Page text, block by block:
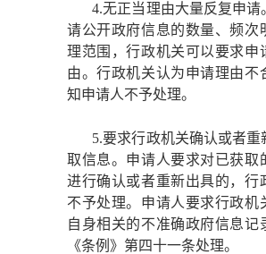
4.无正当理由大量反复申请
请公开政府信息的数量、频次
理范围，行政机关可以要求申
由。行政机关认为申请理由不
知申请人不予处理。
5.要求行政机关确认或者重
取信息。申请人要求对已获取
进行确认或者重新出具的，行
不予处理。申请人要求行政机
自身相关的不准确政府信息记
《条例》第四十一条处理。